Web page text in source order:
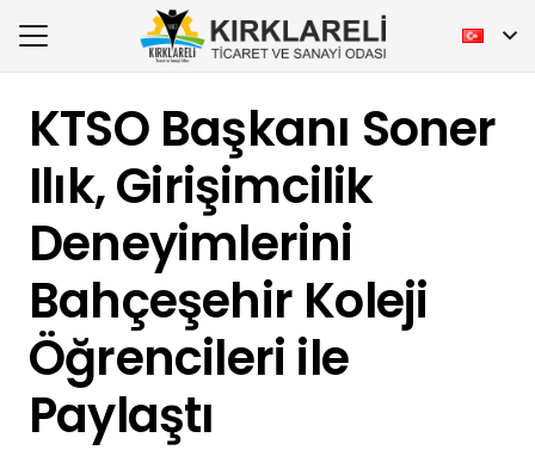
KTSO Başkanı Soner
Ilık, Girişimcilik
Deneyimlerini
Bahçeşehir Koleji
Öğrencileri ile
Paylaştı